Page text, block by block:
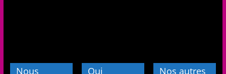
Nous
Qui
Nos autres